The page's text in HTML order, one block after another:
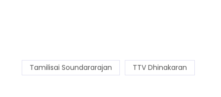
Tamilisai Soundararajan TTV Dhinakaran